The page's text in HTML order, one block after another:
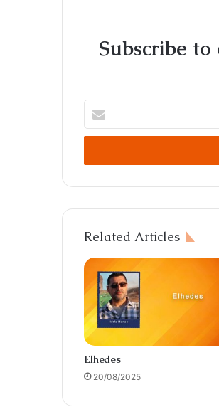
Subscribe
your
Email
Related Articles
Elhedes
20/08/2025